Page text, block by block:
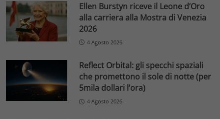
Ellen Burstyn riceve il Leone d’Oro
alla carriera alla Mostra di Venezia
2026
4 Agosto 2026
Reflect Orbital: gli specchi spaziali
che promettono il sole di notte (per
5mila dollari l’ora)
4 Agosto 2026